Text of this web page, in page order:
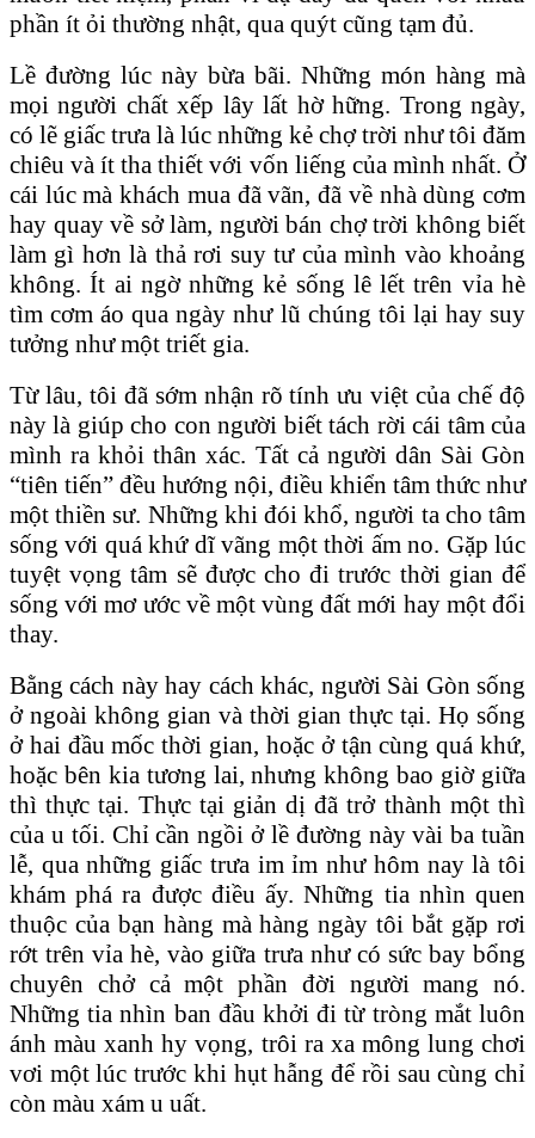
phần ít ỏi thường nhật, qua quýt cũng tạm đủ.
Lề đường lúc này bừa bãi. Những món hàng mà
mọi người chất xếp lây lất hờ hững. Trong ngày,
có lẽ giấc trưa là lúc những kẻ chợ trời như tôi đăm
chiêu và ít tha thiết với vốn liếng của mình nhất. Ở
cái lúc mà khách mua đã vãn, đã về nhà dùng cơm
hay quay về sở làm, người bán chợ trời không biết
làm gì hơn là thả rơi suy tư của mình vào khoảng
không. Ít ai ngờ những kẻ sống lê lết trên vỉa hè
tìm cơm áo qua ngày như lũ chúng tôi lại hay suy
tưởng như một triết gia.
Từ lâu, tôi đã sớm nhận rõ tính ưu việt của chế độ
này là giúp cho con người biết tách rời cái tâm của
mình ra khỏi thân xác. Tất cả người dân Sài Gòn
“tiên tiến” đều hướng nội, điều khiển tâm thức như
một thiền sư. Những khi đói khổ, người ta cho tâm
sống với quá khứ dĩ vãng một thời ấm no. Gặp lúc
tuyệt vọng tâm sẽ được cho đi trước thời gian để
sống với mơ ước về một vùng đất mới hay một đổi
thay.
Bằng cách này hay cách khác, người Sài Gòn sống
ở ngoài không gian và thời gian thực tại. Họ sống
ở hai đầu mốc thời gian, hoặc ở tận cùng quá khứ,
hoặc bên kia tương lai, nhưng không bao giờ giữa
thì thực tại. Thực tại giản dị đã trở thành một thì
của u tối. Chỉ cần ngồi ở lề đường này vài ba tuần
lễ, qua những giấc trưa im ỉm như hôm nay là tôi
khám phá ra được điều ấy. Những tia nhìn quen
thuộc của bạn hàng mà hàng ngày tôi bắt gặp rơi
rớt trên vỉa hè, vào giữa trưa như có sức bay bổng
chuyên chở cả một phần đời người mang nó.
Những tia nhìn ban đầu khởi đi từ tròng mắt luôn
ánh màu xanh hy vọng, trôi ra xa mông lung chơi
vơi một lúc trước khi hụt hẫng để rồi sau cùng chỉ
còn màu xám u uất.